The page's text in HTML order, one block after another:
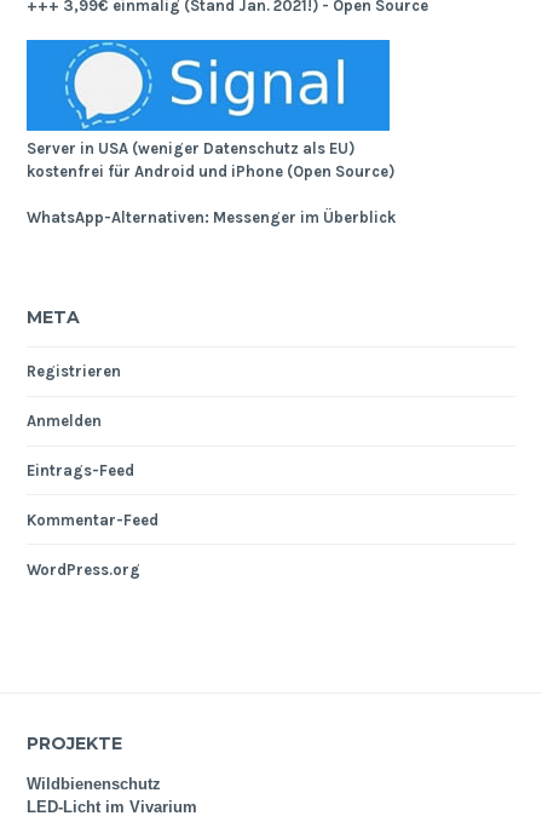
+++ 3,99€ einmalig (Stand Jan. 2021!) - Open Source
Server in USA (weniger Datenschutz als EU)
kostenfrei für Android und iPhone (Open Source)
WhatsApp-Alternativen: Messenger im Überblick
META
Registrieren
Anmelden
Eintrags-Feed
Kommentar-Feed
WordPress.org
PROJEKTE
Wildbienenschutz
LED-Licht im Vivarium